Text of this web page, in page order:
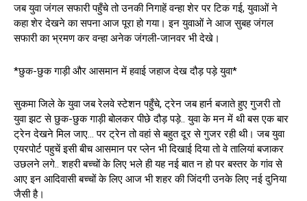
जब युवा जंगल सफारी पहुँचे तो उनकी निगाहें वन्हा शेर पर टिक गई, युवाओं ने
कहा शेर देखने का सपना आज पूरा हो गया। इन युवाओं ने आज सुबह जंगल
सफारी का भ्रमण कर वन्हा अनेक जंगली-जानवर भी देखे।
*छुक-छुक गाड़ी और आसमान में हवाई जहाज देख दौड़ पड़े युवा*
सुकमा जिले के युवा जब रेलवे स्टेशन पहुँचे, ट्रेन जब हार्न बजाते हुए गुजरी तो
युवा झट से छुक-छुक गाड़ी बोलकर पीछे दौड़ पड़े.. युवा के मन में थी बस एक बार
ट्रेन देखने मिल जाए… पर ट्रेन तो वहां से बहुत दूर से गुजर रही थी। जब युवा
एयरपोर्ट पहुचें इसी बीच आसमान पर प्लेन भी दिखाई दिया तो वे तालियां बजाकर
उछलने लगे.. शहरी बच्चों के लिए भले ही यह नई बात न हो पर बस्तर के गांव से
आए इन आदिवासी बच्चों के लिए आज भी शहर की जिंदगी उनके लिए नई दुनिया
जैसी है।